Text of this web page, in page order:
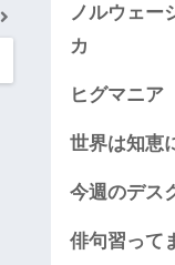
ノルウェー
カ
ヒグマニア
世界は知恵
今週のデス
俳句習って